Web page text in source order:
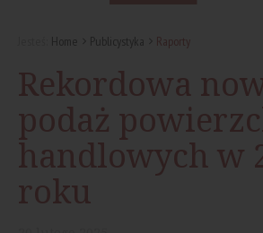
Home Publicystyka Raporty
Rekordowa
podaż
handlowych w
roku